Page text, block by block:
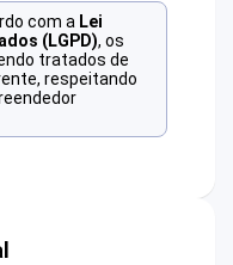
com a Lei
(LGPD), os
tratados de
respeitando